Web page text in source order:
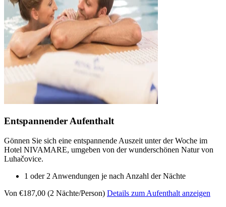
Entspannender Aufenthalt
Gönnen Sie sich eine entspannende Auszeit unter der Woche im
Hotel NIVAMARE, umgeben von der wunderschönen Natur von
Luhačovice.
1 oder 2 Anwendungen je nach Anzahl der Nächte
Von €187,00 (2 Nächte/Person) Details zum Aufenthalt anzeigen